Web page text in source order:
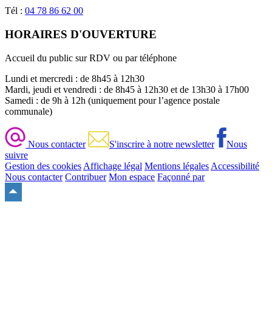
Tél : 04 78 86 62 00
HORAIRES D'OUVERTURE
Accueil du public sur RDV ou par téléphone
Lundi et mercredi : de 8h45 à 12h30
Mardi, jeudi et vendredi : de 8h45 à 12h30 et de 13h30 à 17h00
Samedi : de 9h à 12h (uniquement pour l’agence postale
communale)
Nous contacter S'inscrire à notre newsletter
Nous
suivre
Gestion des cookies Affichage légal Mentions légales Accessibilité
Nous contacter Contribuer Mon espace Façonné par